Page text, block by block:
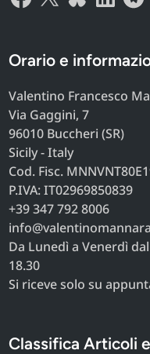
Orario e
Valentino Francesco
Via Gaggini, 7
96010 Buccheri (SR)
Sicily - Italy
Cod. Fisc.
P.IVA: IT02969850839
+39 347 792 8006
Da Lunedì a Venerdì
18.30
Si riceve solo su
Classifica Articoli